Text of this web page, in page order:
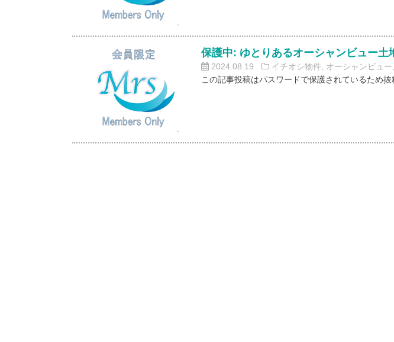
保護中: ゆとりあるオーシャンビュー土
2024.08.19 イチオシ物件, オーシャンビュー,
この記事投稿はパスワードで保護されているため抜